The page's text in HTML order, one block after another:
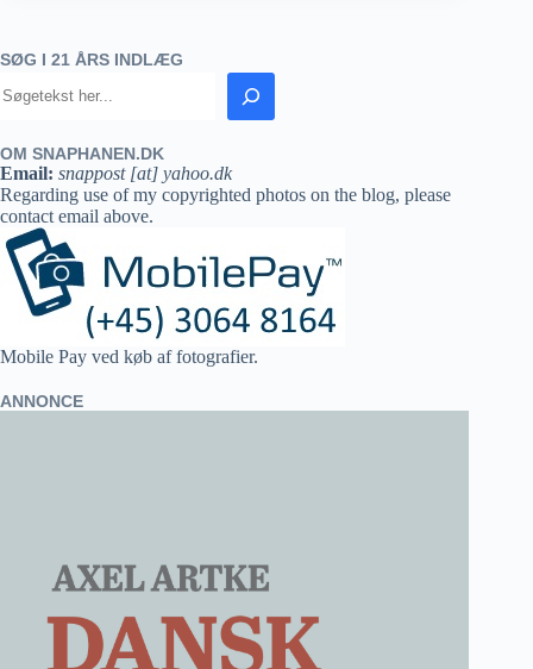
SØG I 21 ÅRS INDLÆG
OM SNAPHANEN.DK
Email: snappost [at] yahoo.dk
Regarding use of my copyrighted photos on the blog, please
contact email above.
Mobile Pay ved køb af fotografier.
ANNONCE